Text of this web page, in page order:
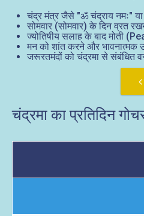
चंद्र मंत्र जैसे "ॐ चंद्राय नमः" या
सोमवार (सोमवार) के दिन व्रत
ज्योतिषीय सलाह के बाद मोती
मन को शांत करने और भावनात्मक
जरूरतमंदों को चंद्रमा से संबंधित
चंद्रमा का प्रतिदिन